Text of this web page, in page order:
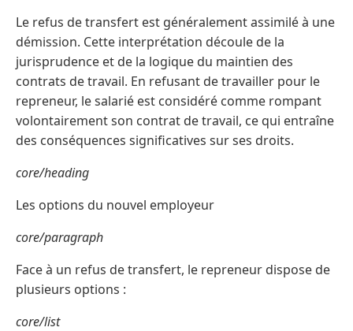
Le refus de transfert est généralement assimilé à une
démission. Cette interprétation découle de la
jurisprudence et de la logique du maintien des
contrats de travail. En refusant de travailler pour le
repreneur, le salarié est considéré comme rompant
volontairement son contrat de travail, ce qui entraîne
des conséquences significatives sur ses droits.
core/heading
Les options du nouvel employeur
core/paragraph
Face à un refus de transfert, le repreneur dispose de
plusieurs options :
core/list